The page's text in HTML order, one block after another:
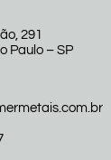
291
Paulo – SP